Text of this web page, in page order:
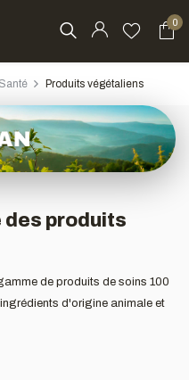
0
Santé Produits végétaliens
des produits
de produits de soins 100
d'origine animale et